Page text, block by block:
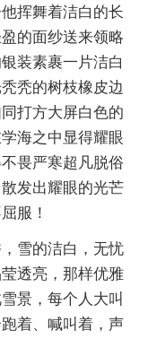
挥舞着洁白的长
的面纱送来领略
装素裹一片洁白
秃的树枝橡皮边
打方大屏白色的
海之中显得耀眼
畏严寒超凡脱俗
发出耀眼的光芒
服！
雪的洁白，无忧
透亮，那样优雅
景，每个人大叫
着、喊叫着，声